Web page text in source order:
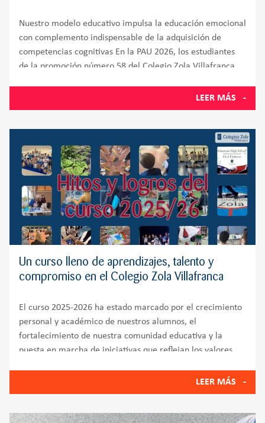
Nuestro modelo educativo impulsa la educación emocional
con complemento indispensable de la adquisición de
competencias cognitivas En la PAU 2026, los estudiantes
de la promoción número 58 del Colegio Zola Villafranca,
LEER MÁS
Un curso lleno de aprendizajes, talento y
compromiso en el Colegio Zola Villafranca
El curso 2025-2026 ha estado marcado por el crecimiento
personal y académico de nuestros alumnos, el
fortalecimiento de nuestra comunidad educativa y la
puesta en marcha de iniciativas que reflejan los valores
LEER MÁS